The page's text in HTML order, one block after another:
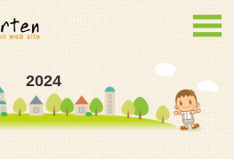

2024